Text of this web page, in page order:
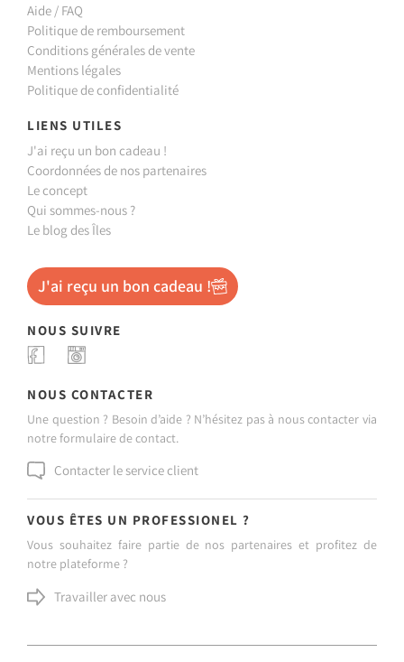
Aide / FAQ
Politique de remboursement
Conditions générales de vente
Mentions légales
Politique de confidentialité
LIENS UTILES
J'ai reçu un bon cadeau !
Coordonnées de nos partenaires
Le concept
Qui sommes-nous ?
Le blog des Îles
J'ai reçu un bon cadeau !
NOUS SUIVRE
NOUS CONTACTER
Une question ? Besoin d’aide ? N’hésitez pas à nous contacter via
notre formulaire de contact.
Contacter le service client
VOUS ÊTES UN PROFESSIONEL ?
Vous souhaitez faire partie de nos partenaires et profitez de
notre plateforme ?
Travailler avec nous